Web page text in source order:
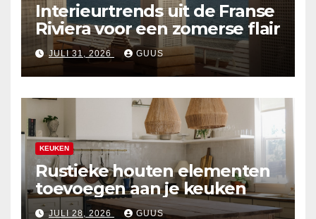
Interieurtrends uit de Franse
Riviera voor een zomerse flair
JULI 31, 2026 GUUS
KEUKEN
Rustieke houten elementen
toevoegen aan je keuken
JULI 28, 2026 GUUS